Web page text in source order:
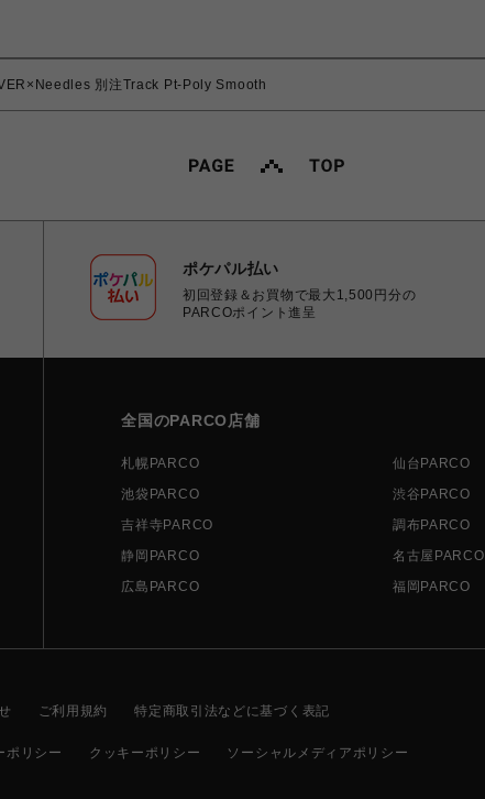
別注Track Pt-Poly Smooth
ポケパル払い
初回登録＆お買物で最大1,500円分の
PARCOポイント進呈
全国のPARCO店舗
札幌PARCO 仙台PARCO
池袋PARCO
渋谷PARCO
吉祥寺PARCO
調布PARCO
静岡PARCO
名古屋PARCO
広島PARCO
福岡PARCO
ご利用規約 特定商取引法などに基づく表記
ポリシー クッキーポリシー ソーシャルメディアポリシー